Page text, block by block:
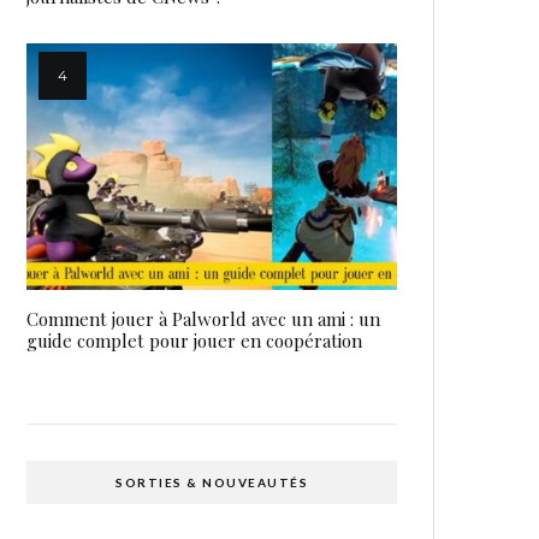
Comment jouer à Palworld avec un ami : un
guide complet pour jouer en coopération
SORTIES & NOUVEAUTÉS